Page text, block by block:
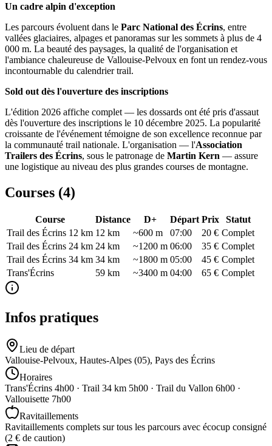
Un cadre alpin d'exception
Les parcours évoluent dans le Parc National des Écrins, entre
vallées glaciaires, alpages et panoramas sur les sommets à plus de 4
000 m. La beauté des paysages, la qualité de l'organisation et
l'ambiance chaleureuse de Vallouise-Pelvoux en font un rendez-vous
incontournable du calendrier trail.
Sold out dès l'ouverture des inscriptions
L'édition 2026 affiche complet — les dossards ont été pris d'assaut
dès l'ouverture des inscriptions le 10 décembre 2025. La popularité
croissante de l'événement témoigne de son excellence reconnue par
la communauté trail nationale. L'organisation — l'Association
Trailers des Écrins, sous le patronage de Martin Kern — assure
une logistique au niveau des plus grandes courses de montagne.
Courses (4)
Course Distance D+ Départ Prix
Statut
Trail des Écrins 12 km 12 km ~600 m 07:00 20 € Complet
Trail des Écrins 24 km 24 km ~1200 m 06:00 35 € Complet
Trail des Écrins 34 km 34 km ~1800 m 05:00 45 € Complet
Trans'Écrins
59 km ~3400 m 04:00 65 € Complet
Infos pratiques
Lieu de départ
Vallouise-Pelvoux, Hautes-Alpes (05), Pays des Écrins
Horaires
Trans'Écrins 4h00 · Trail 34 km 5h00 · Trail du Vallon 6h00 ·
Vallouisette 7h00
Ravitaillements
Ravitaillements complets sur tous les parcours avec écocup consigné
(2 € de caution)